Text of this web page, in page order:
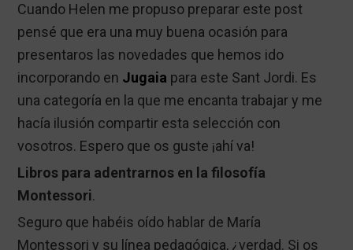
Cuando Helen me propuso preparar este post
pensé que era una muy buena ocasión para
presentaros las novedades que hemos ido
incorporando en Jugaia para este Sant Jordi. Es
una categoría en la que me encanta trabajar y me
hacía ilusión compartir esta selección con
vosotros. Espero que os guste ¡ahí va!
Libros para adentrarnos en la filosofía
Montessori.
Seguro que habéis oído hablar de María
Montessori y su línea pedagógica, ¿verdad. Si os